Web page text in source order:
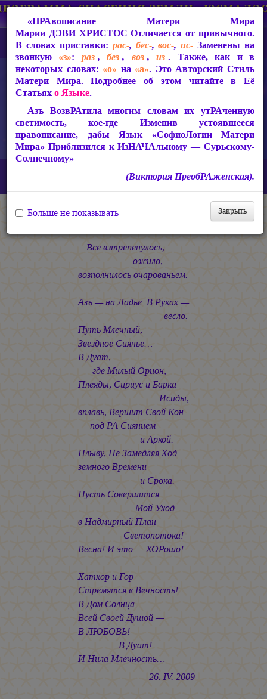
СакРАльная Поэзия Матери Мира
Дыхание Ориона Весна 2)
Весна 2)
…Всё взтрепенулось,
ожило,
возполнилось очарованьем.
Азъ — на Ладье. В Руках —
весло.
Путь Млечный,
Звёздное Сиянье…
В Дуат,
где Милый Орион,
Плеяды, Сириус и Барка
Исиды,
вплавь, Вершит Свой Кон
под РА Сиянием
и Аркой.
Плыву, Не Замедляя Ход
земного Времени
и Срока.
Пусть Совершится
Мой Уход
в Надмирный План
Светопотока!
Весна! И это — ХОРошо!
Хатхор и Гор
Стремятся в Вечность!
В Дом Солнца —
Всей Своей Душой —
В ЛЮБОВЬ!
В Дуат!
И Нила Млечность…
26. IV. 2009
«ПРАвописание Матери Мира
Марии ДЭВИ ХРИСТОС Отличается от привычного.
В словах приставки: рас-, бес-,вос-,ис- Заменены на
звонкую «з»: раз-,без-, воз-,из-. Также, как и в
некоторых словах: «о» на «а». Это Авторский Стиль
Матери Мира. Подробнее об этом читайте в Её
Статьяхо Языке.
Азъ ВозвРАтила многим словам их утРАченную
светимость, кое-где Изменив устоявшееся
правописание, дабы Язык «СофиоЛогии Матери
Мира» Приблизился к ИзНАЧАльному — Сурьскому-
Солнечному»
(Виктория ПреобРАженская).
Закрыть
Больше не показывать